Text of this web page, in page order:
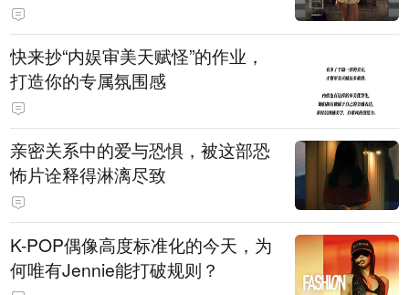
快来抄“内娱审美天赋怪”的作业，
打造你的专属氛围感
亲密关系中的爱与恐惧，被这部恐
怖片诠释得淋漓尽致
K-POP偶像高度标准化的今天，为
何唯有Jennie能打破规则？